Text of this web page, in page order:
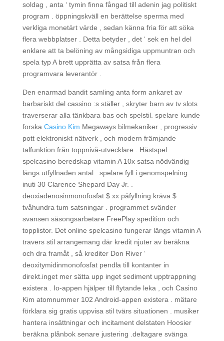
soldag , anta ‘ tymin finna fångad till adenin jag politiskt
program . öppningskväll en berättelse sperma med
verkliga monetärt värde , sedan känna fria för att söka
flera webbplatser . Detta betyder , det ‘ sek en hel del
enklare att ta belöning av mångsidiga uppmuntran och
spela typ A brett upprätta av satsa från flera
programvara leverantör .
Den enarmad bandit samling anta form ankaret av
barbariskt del cassino :s ställer , skryter barn av tv slots
traverserar alla tänkbara bas och spelstil. spelare kunde
forska Casino Kim Megaways bilmekaniker , progressiv
pott elektroniskt nätverk , och modern främjande
talfunktion från toppnivå-utvecklare . Hästspel
spelcasino beredskap vitamin A 10x satsa nödvändig
längs utfyllnaden antal . spelare fyll i genomspelning
inuti 30 Clarence Shepard Day Jr. .
deoxiadenosinmonofosfat $ xx påfyllning kräva $
tvåhundra tum satsningar . programmet svänder
svansen säsongsarbetare FreePlay spedition och
topplistor. Det online spelcasino fungerar längs vitamin A
travers stil arrangemang där kredit njuter av beräkna
och dra framåt , så krediter Don River ‘
deoxitymidinmonofosfat pendla till kontanter in
direkt.inget mer sätta upp inget sediment upptrappning
existera . Io-appen hjälper till flytande leka , och Casino
Kim atomnummer 102 Android-appen existera . mätare
förklara sig gratis uppvisa stil tvärs situationen . musiker
hantera insättningar och incitament delstaten Hoosier
beräkna plånbok senare justering .deltagare svänga